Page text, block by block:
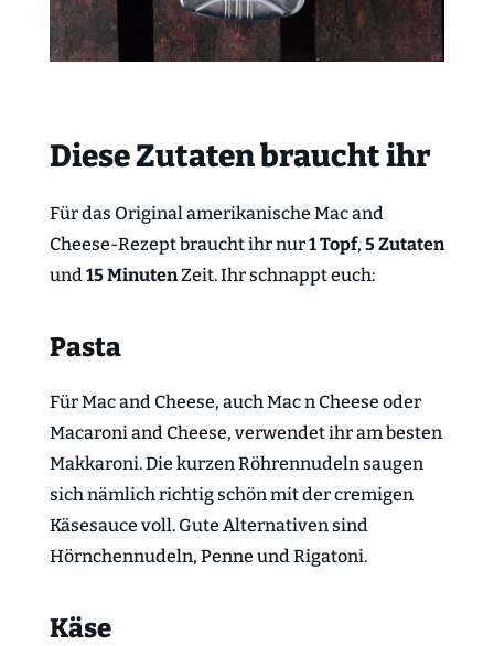
Diese Zutaten braucht ihr
Für das Original amerikanische Mac and
Cheese-Rezept braucht ihr nur1 Topf, 5 Zutaten
und15 MinutenZeit. Ihr schnappt euch:
Pasta
Für Mac and Cheese, auch Mac n Cheese oder
Macaroni and Cheese, verwendet ihr am besten
Makkaroni. Die kurzen Röhrennudeln saugen
sich nämlich richtig schön mit der cremigen
Käsesauce voll. Gute Alternativen sind
Hörnchennudeln, Penne und Rigatoni.
Käse